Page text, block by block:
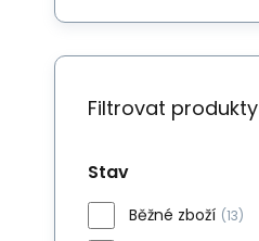
Filtrovat produkty
Stav
Běžné zboží (13)